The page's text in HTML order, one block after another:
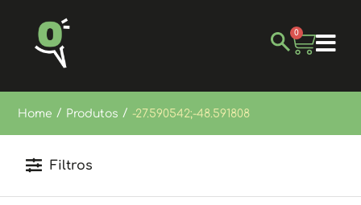
0
Home / Produtos / -27.590542;-48.591808
Filtros